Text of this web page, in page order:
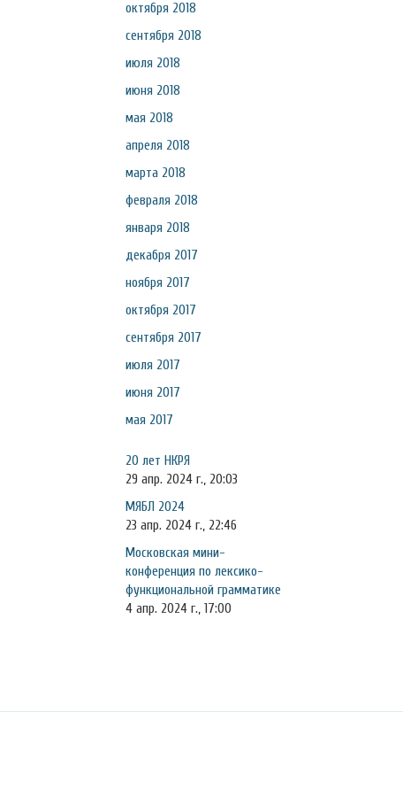
октября 2018
сентября 2018
июля 2018
июня 2018
мая 2018
апреля 2018
марта 2018
февраля 2018
января 2018
декабря 2017
ноября 2017
октября 2017
сентября 2017
июля 2017
июня 2017
мая 2017
20 лет НКРЯ
29 апр. 2024 г., 20:03
МЯБЛ 2024
23 апр. 2024 г., 22:46
Московская мини-
конференция по лексико-
функциональной грамматике
4 апр. 2024 г., 17:00